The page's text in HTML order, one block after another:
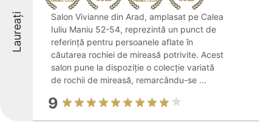
Laureați
Salon Vivianne din Arad, amplasat pe Calea
Iuliu Maniu 52-54, reprezintă un punct de
referință pentru persoanele aflate în
căutarea rochiei de mireasă potrivite. Acest
salon pune la dispoziție o colecție variată
de rochii de mireasă, remarcându-se ...
9